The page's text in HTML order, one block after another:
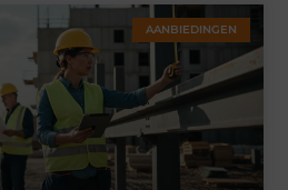
AANBIEDINGEN